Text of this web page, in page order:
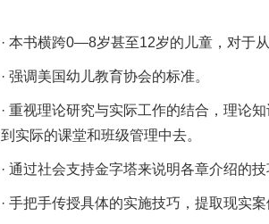
· 本书横跨0—8岁甚至12岁的儿童，对于
· 强调美国幼儿教育协会的标准。
· 重视理论研究与实际工作的结合，理论
到实际的课堂和班级管理中去。
· 通过社会支持金字塔来说明各章介绍的
· 手把手传授具体的实施技巧，提取现实